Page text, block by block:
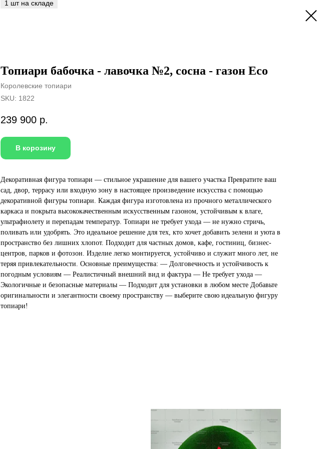
Топиари бабочка - лавочка №2, сосна - газон Eco
Королевские топиари
SKU: 1822
239 900 р.
В корозину
Декоративная фигура топиари — стильное украшение для вашего участка Превратите ваш
сад, двор, террасу или входную зону в настоящее произведение искусства с помощью
декоративной фигуры топиари. Каждая фигура изготовлена из прочного металлического
каркаса и покрыта высококачественным искусственным газоном, устойчивым к влаге,
ультрафиолету и перепадам температур. Топиари не требует ухода — не нужно стричь,
поливать или удобрять. Это идеальное решение для тех, кто хочет добавить зелени и уюта в
пространство без лишних хлопот. Подходит для частных домов, кафе, гостиниц, бизнес-
центров, парков и фотозон. Изделие легко монтируется, устойчиво и служит много лет, не
теряя привлекательности. Основные преимущества: — Долговечность и устойчивость к
погодным условиям — Реалистичный внешний вид и фактура — Не требует ухода —
Экологичные и безопасные материалы — Подходит для установки в любом месте Добавьте
оригинальности и элегантности своему пространству — выберите свою идеальную фигуру
топиари!